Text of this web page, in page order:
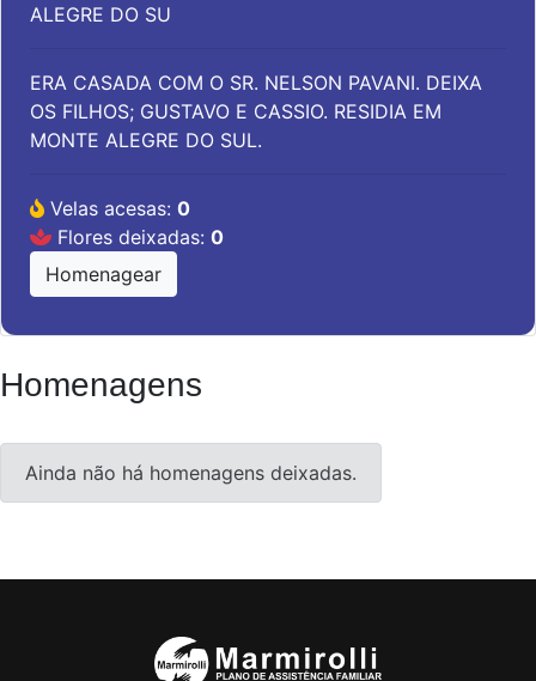
ALEGRE DO SU
ERA CASADA COM O SR. NELSON PAVANI. DEIXA
OS FILHOS; GUSTAVO E CASSIO. RESIDIA EM
MONTE ALEGRE DO SUL.
Velas acesas: 0
Flores deixadas: 0
Homenagear
Homenagens
Ainda não há homenagens deixadas.